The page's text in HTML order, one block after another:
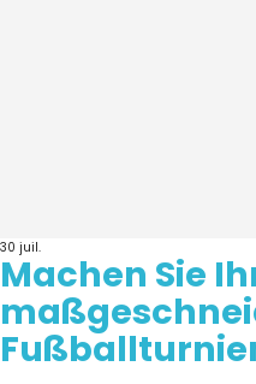
30 juil.
Machen Sie